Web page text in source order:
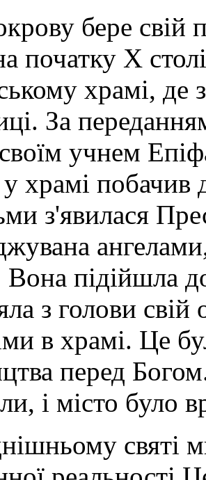
бере свій
початку X
храмі, де
За
учнем
храмі побачив
з'явилася
підійшла
з голови
в храмі. Це
перед
і місто було
святі